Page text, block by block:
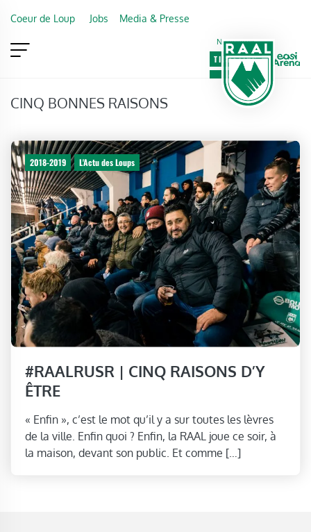
Coeur de Loup Jobs Media & Presse
Newsletter
TICKETING
VIP
FAN SHOP
CINQ BONNES RAISONS
2018-2019 L'Actu des Loups
#RAALRUSR | CINQ RAISONS D’Y
ÊTRE
« Enfin », c’est le mot qu’il y a sur toutes les lèvres
de la ville. Enfin quoi ? Enfin, la RAAL joue ce soir, à
la maison, devant son public. Et comme […]